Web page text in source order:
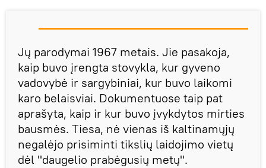
Jų parodymai 1967 metais. Jie pasakoja,
kaip buvo įrengta stovykla, kur gyveno
vadovybė ir sargybiniai, kur buvo laikomi
karo belaisviai. Dokumentuose taip pat
aprašyta, kaip ir kur buvo įvykdytos mirties
bausmės. Tiesa, nė vienas iš kaltinamųjų
negalėjo prisiminti tikslių laidojimo vietų
dėl "daugelio prabėgusių metų".